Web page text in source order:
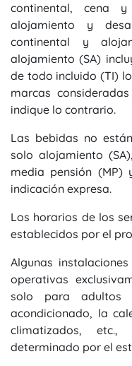
continental, cena
alojamiento y
continental y
alojamiento (SA)
de todo incluido (TI)
marcas
indique lo contrario.
Las bebidas no
solo alojamiento
media pensión (MP)
indicación expresa.
Los horarios de los
establecidos por el
Algunas
operativas
solo para adultos
acondicionado, la
climatizados,
determinado por el